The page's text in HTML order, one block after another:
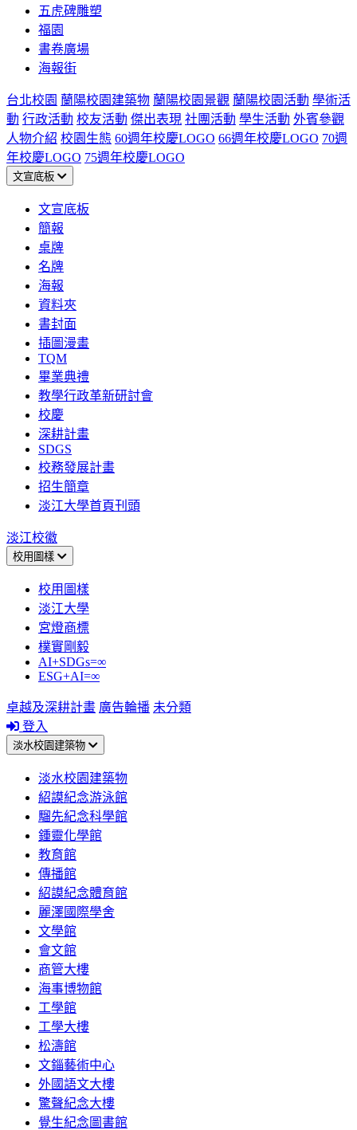
五虎碑雕塑
福園
書卷廣場
海報街
台北校園 蘭陽校園建築物 蘭陽校園景觀 蘭陽校園活動 學術活
動 行政活動 校友活動 傑出表現 社團活動 學生活動 外賓參觀
人物介紹 校園生態 60週年校慶LOGO 66週年校慶LOGO 70週
年校慶LOGO 75週年校慶LOGO
文宣底板
文宣底板
簡報
桌牌
名牌
海報
資料夾
書封面
插圖漫畫
TQM
畢業典禮
教學行政革新研討會
校慶
深耕計畫
SDGS
校務發展計畫
招生簡章
淡江大學首頁刊頭
淡江校徽
校用圖樣
校用圖樣
淡江大學
宮燈商標
樸實剛毅
AI+SDGs=∞
ESG+AI=∞
卓越及深耕計畫 廣告輪播 未分類
登入
淡水校園建築物
淡水校園建築物
紹謨紀念游泳館
騮先紀念科學館
鍾靈化學館
教育館
傳播館
紹謨紀念體育館
麗澤國際學舍
文學館
會文館
商管大樓
海事博物館
工學館
工學大樓
松濤館
文錙藝術中心
外國語文大樓
驚聲紀念大樓
覺生紀念圖書館